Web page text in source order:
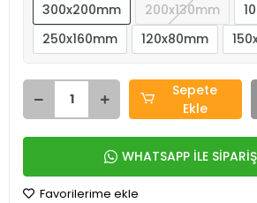
300x200mm
200x130mm
250x160mm
120x80mm
Sepete
Ekle
WHATSAPP İLE
Favorilerime ekle